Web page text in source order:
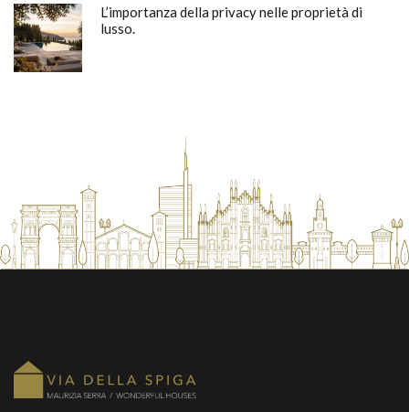
L’importanza della privacy nelle proprietà di
lusso.